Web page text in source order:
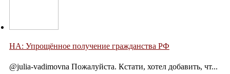
НА: Упрощённое получение гражданства РФ
@julia-vadimovna Пожалуйста. Кстати, хотел добавить, чт...